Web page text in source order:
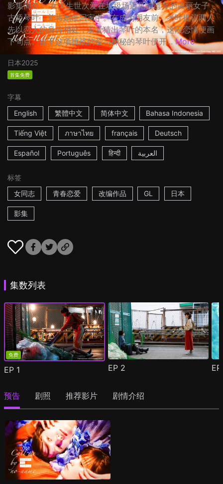
影集简介： 女大生世次爱在垃圾场遇见被遗弃的美丽女子
古桥琴叶，并将她带回家中。在成为朋友前，琴叶提议两人
先以恋人的身分相处，若爱猜出琴叶的本名，这段恋情便画
下句点。接下这项挑战的爱与神秘的琴叶便开... More
日本2025
首集免费
字幕
English
繁體中文 简体中文 Bahasa Indonesia
Tiếng Việt ภาษาไทย français Deutsch
Español Português हिन्दी العربية
标签
女同志
青春恋爱 改编作品 GL 日本
影集
集数列表
免费
EP 1 EP 2
预告 剧照 推荐影片 剧情介绍